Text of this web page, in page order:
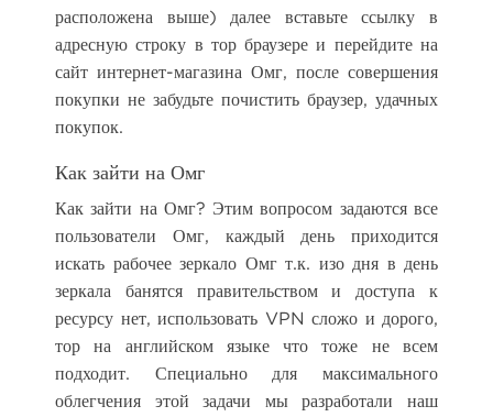
расположена выше) далее вставьте ссылку в
адресную строку в тор браузере и перейдите на
сайт интернет-магазина Омг, после совершения
покупки не забудьте почистить браузер, удачных
покупок.
Как зайти на Омг
Как зайти на Омг? Этим вопросом задаются все
пользователи Омг, каждый день приходится
искать рабочее зеркало Омг т.к. изо дня в день
зеркала банятся правительством и доступа к
ресурсу нет, использовать VPN сложо и дорого,
тор на английском языке что тоже не всем
подходит. Специально для максимального
облегчения этой задачи мы разработали наш